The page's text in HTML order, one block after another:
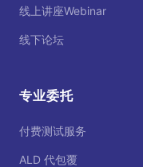
线上讲座Webinar
线下论坛
专业委托
付费测试服务
ALD 代包覆